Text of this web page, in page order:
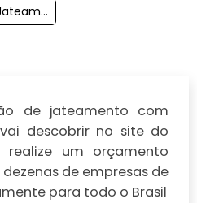
Jateamento De Pecas Metalicas
de jateamento com
descobrir no site do
realize um orçamento
de empresas de
para todo o Brasil